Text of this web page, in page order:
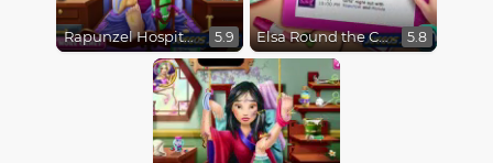
Rapunzel Hospital Recovery 5.9 Elsa Round the Clock Fashionista 5.8